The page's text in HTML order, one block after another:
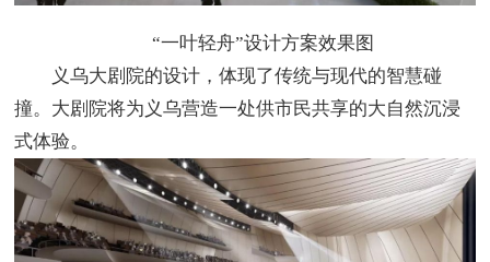
“一叶轻舟”设计方案效果图
义乌大剧院的设计，体现了传统与现代的智慧碰
撞。大剧院将为义乌营造一处供市民共享的大自然沉浸
式体验。